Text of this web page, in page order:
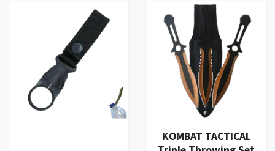
KOMBAT TACTICAL